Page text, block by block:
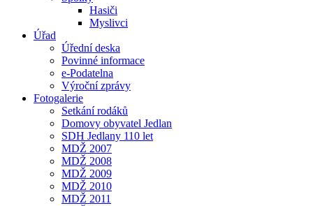
Hasiči
Myslivci
Úřad
Úřední deska
Povinné informace
e-Podatelna
Výroční zprávy
Fotogalerie
Setkání rodáků
Domovy obyvatel Jedlan
SDH Jedlany 110 let
MDŽ 2007
MDŽ 2008
MDŽ 2009
MDŽ 2010
MDŽ 2011